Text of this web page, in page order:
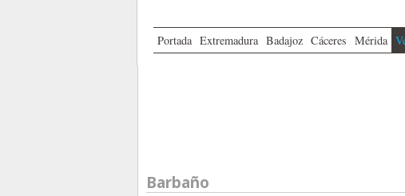
Portada Extremadura Badajoz Cáceres Mérida
Barbaño